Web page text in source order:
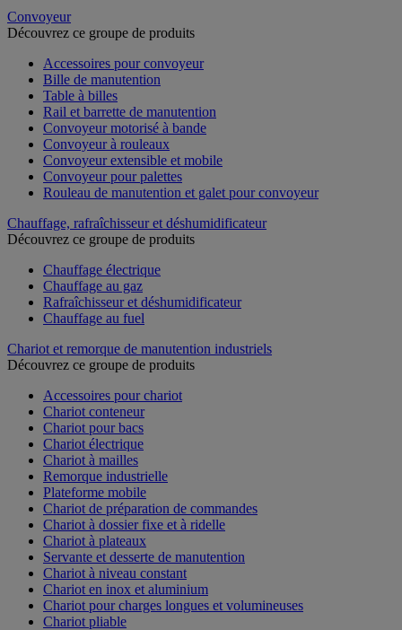
Convoyeur
Découvrez ce groupe de produits
Accessoires pour convoyeur
Bille de manutention
Table à billes
Rail et barrette de manutention
Convoyeur motorisé à bande
Convoyeur à rouleaux
Convoyeur extensible et mobile
Convoyeur pour palettes
Rouleau de manutention et galet pour convoyeur
Chauffage, rafraîchisseur et déshumidificateur
Découvrez ce groupe de produits
Chauffage électrique
Chauffage au gaz
Rafraîchisseur et déshumidificateur
Chauffage au fuel
Chariot et remorque de manutention industriels
Découvrez ce groupe de produits
Accessoires pour chariot
Chariot conteneur
Chariot pour bacs
Chariot électrique
Chariot à mailles
Remorque industrielle
Plateforme mobile
Chariot de préparation de commandes
Chariot à dossier fixe et à ridelle
Chariot à plateaux
Servante et desserte de manutention
Chariot à niveau constant
Chariot en inox et aluminium
Chariot pour charges longues et volumineuses
Chariot pliable